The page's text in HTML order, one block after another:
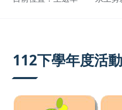
112下學年度活動